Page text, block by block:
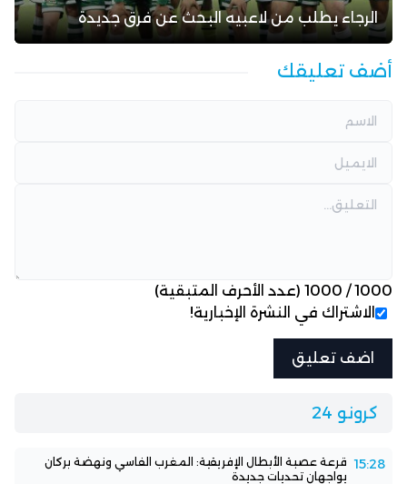
الرجاء يطلب من لاعبيه البحث عن فرق جديدة
أضف تعليقك
1000
/
1000 (عدد الأحرف المتبقية)
الاشتراك في النشرة الإخبارية!
كرونو 24
15:28 قرعة عصبة الأبطال الإفريقية: المغرب الفاسي ونهضة بركان
يواجهان تحديات جديدة